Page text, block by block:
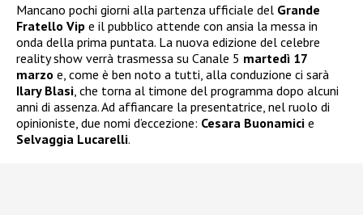
Mancano pochi giorni alla partenza ufficiale del Grande
Fratello Vip e il pubblico attende con ansia la messa in
onda della prima puntata. La nuova edizione del celebre
reality show verrà trasmessa su Canale 5 martedì 17
marzo e, come è ben noto a tutti, alla conduzione ci sarà
Ilary Blasi , che torna al timone del programma dopo alcuni
anni di assenza. Ad affiancare la presentatrice, nel ruolo di
opinioniste, due nomi d’eccezione: Cesara Buonamici e
Selvaggia Lucarelli.